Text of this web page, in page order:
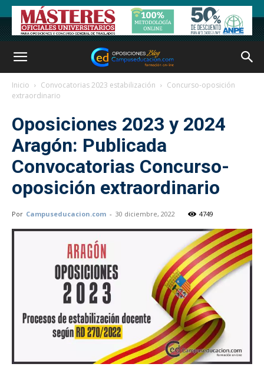
Inicio Convocatorias 2023 estabilización
Concurso-oposición
extraordinario
Oposiciones 2023 y 2024
Aragón: Publicada
Convocatorias Concurso-
oposición extraordinario
Por Campuseducacion.com - 30 diciembre, 2022 4749